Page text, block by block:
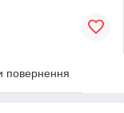
повернення